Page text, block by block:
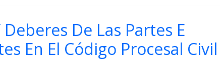
De Las Partes E
En El Código Procesal Civil